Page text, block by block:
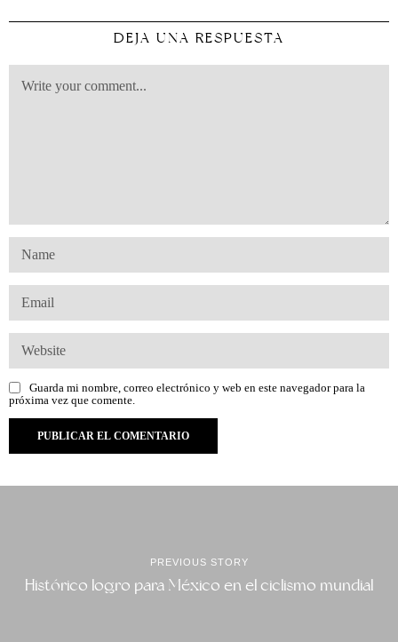
DEJA UNA RESPUESTA
Guarda mi nombre, correo electrónico y web en este navegador para la
próxima vez que comente.
PREVIOUS STORY
Histórico logro para México en el ciclismo mundial